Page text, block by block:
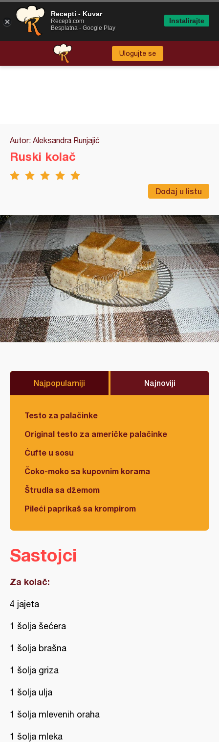
Ulogujte se
Autor: Aleksandra Runjajić
Dodaj u listu
Ruski kolač
Najpopularniji Najnoviji
Testo za palačinke
Original testo za američke palačinke
Ćufte u sosu
Čoko-moko sa kupovnim korama
Štrudla sa džemom
Pileći paprikaš sa krompirom
Sastojci
Za kolač:
4 jajeta
1 šolja šećera
1 šolja brašna
1 šolja griza
1 šolja ulja
1 šolja mlevenih oraha
1 šolja mleka
Recepti - Kuvar
Recepti.com
Besplatna - Google Play
Instalirajte